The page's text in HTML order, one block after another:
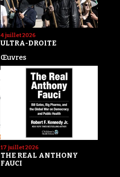
4 juillet 2026
ULTRA-DROITE
Œuvres
17 juillet 2026
THE REAL ANTHONY
FAUCI